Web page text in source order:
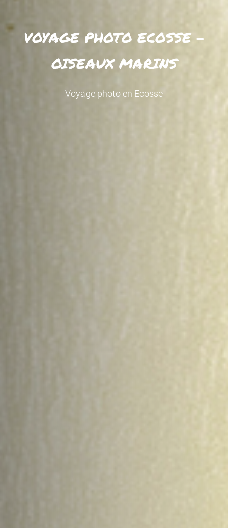
VOYAGE PHOTO ECOSSE –
OISEAUX MARINS
Voyage photo en Ecosse